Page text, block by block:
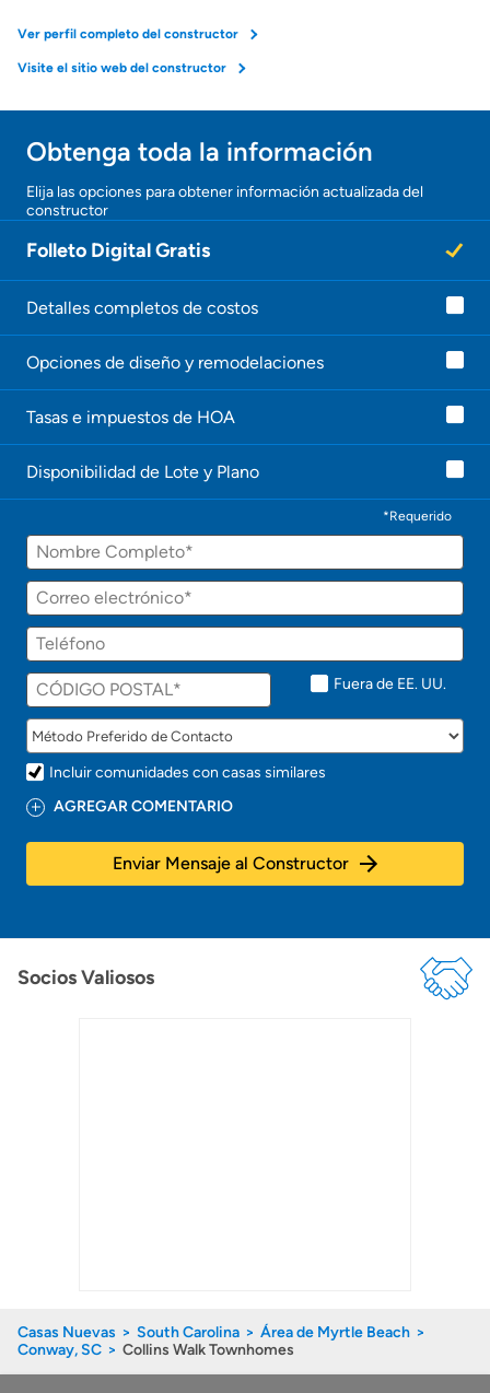
Obtener ofertas por mi casa
Ver perfil completo del constructor
Visite el sitio web del constructor
¡Gracias!
¡
n
e
e
c
t
r
á
r
n
t
!
Obtenga toda la información
Elija las opciones para obtener información actualizada del
constructor
Folleto Digital Gratis
Detalles completos de costos
Opciones de diseño y remodelaciones
Tasas e impuestos de HOA
Disponibilidad de Lote y Plano
*Requerido
Nombre
Correo
electrónico
Teléfono
Fuera de EE. UU.
Incluir comunidades con casas similares
AGREGAR COMENTARIO
Enviar Mensaje al Constructor
Socios Valiosos
Casas Nuevas South Carolina
Área de Myrtle Beach
Conway, SC
Collins Walk Townhomes